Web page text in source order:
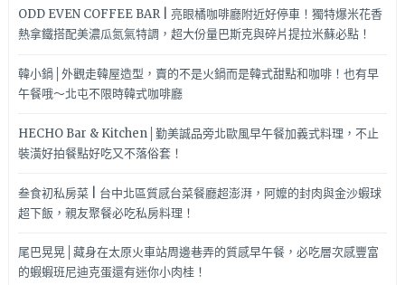
ODD EVEN COFFEE BAR | 亮眼橘咖啡廳附近好停車！獨特爆米花香
熱拿鐵搭配美濃瓜氮氣特調，超大份量巴斯克與碎片提拉米蘇必點！
韓小鍋│外觀走韓屋造型，賣的不是火鍋而是韓式甜點和咖啡！也有早
午餐哦～北屯不限時韓式咖啡廳
HECHO Bar & Kitchen│勤美誠品旁北歐風早午餐加義式料理，不止
裝潢好拍餐點好吃又不落俗套！
叁食初私房菜 | 台中北區質感台菜餐廳超澎湃，阿嬤的封肉與金沙蝦球
超下飯，親友聚餐必吃私房料理！
尾巴晃晃│藏身在太原火車站周邊巷弄的質感早午餐，必吃層次感豐富
的蝦蝦班尼迪克蛋還有迷你小肉桂！